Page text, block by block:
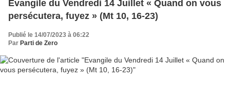
Evangile du Vendredi 14 Juillet « Quand on vous
persécutera, fuyez » (Mt 10, 16-23)
Publié le 14/07/2023 à 06:22
Par Parti de Zero